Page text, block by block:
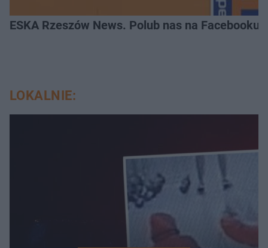
ESKA Rzeszów News. Polub nas na Facebooku!
LOKALNIE: